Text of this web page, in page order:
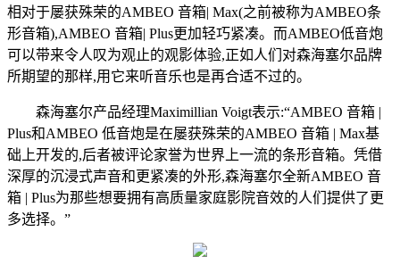
相对于屡获殊荣的AMBEO 音箱| Max(之前被称为AMBEO条
形音箱),AMBEO 音箱| Plus更加轻巧紧凑。而AMBEO低音炮
可以带来令人叹为观止的观影体验,正如人们对森海塞尔品牌
所期望的那样,用它来听音乐也是再合适不过的。
森海塞尔产品经理Maximillian Voigt表示:“AMBEO 音箱 |
Plus和AMBEO 低音炮是在屡获殊荣的AMBEO 音箱 | Max基
础上开发的,后者被评论家誉为世界上一流的条形音箱。凭借
深厚的沉浸式声音和更紧凑的外形,森海塞尔全新AMBEO 音
箱 | Plus为那些想要拥有高质量家庭影院音效的人们提供了更
多选择。”